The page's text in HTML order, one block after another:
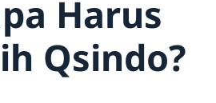
Harus
Qsindo?